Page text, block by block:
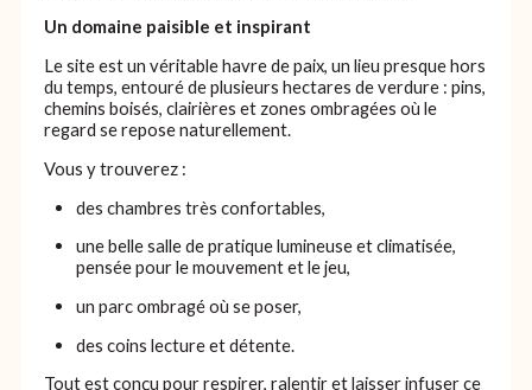
Un domaine paisible et inspirant
Le site est un véritable havre de paix, un lieu presque hors
du temps, entouré de plusieurs hectares de verdure : pins,
chemins boisés, clairières et zones ombragées où le
regard se repose naturellement.
Vous y trouverez :
des chambres très confortables,
une belle salle de pratique lumineuse et climatisée,
pensée pour le mouvement et le jeu,
un parc ombragé où se poser,
des coins lecture et détente.
Tout est conçu pour respirer, ralentir et laisser infuser ce